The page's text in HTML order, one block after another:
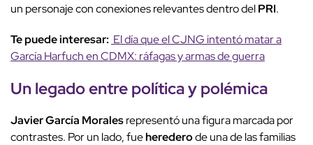
un personaje con conexiones relevantes dentro delPRI.
Te puede interesar: El día que el CJNG intentó matar a
García Harfuch en CDMX: ráfagas y armas de guerra
Un legadoentrepolíticaypolémica
Javier García Moralesrepresentó una figura marcada por
contrastes. Por un lado, fueherederode una de las familias